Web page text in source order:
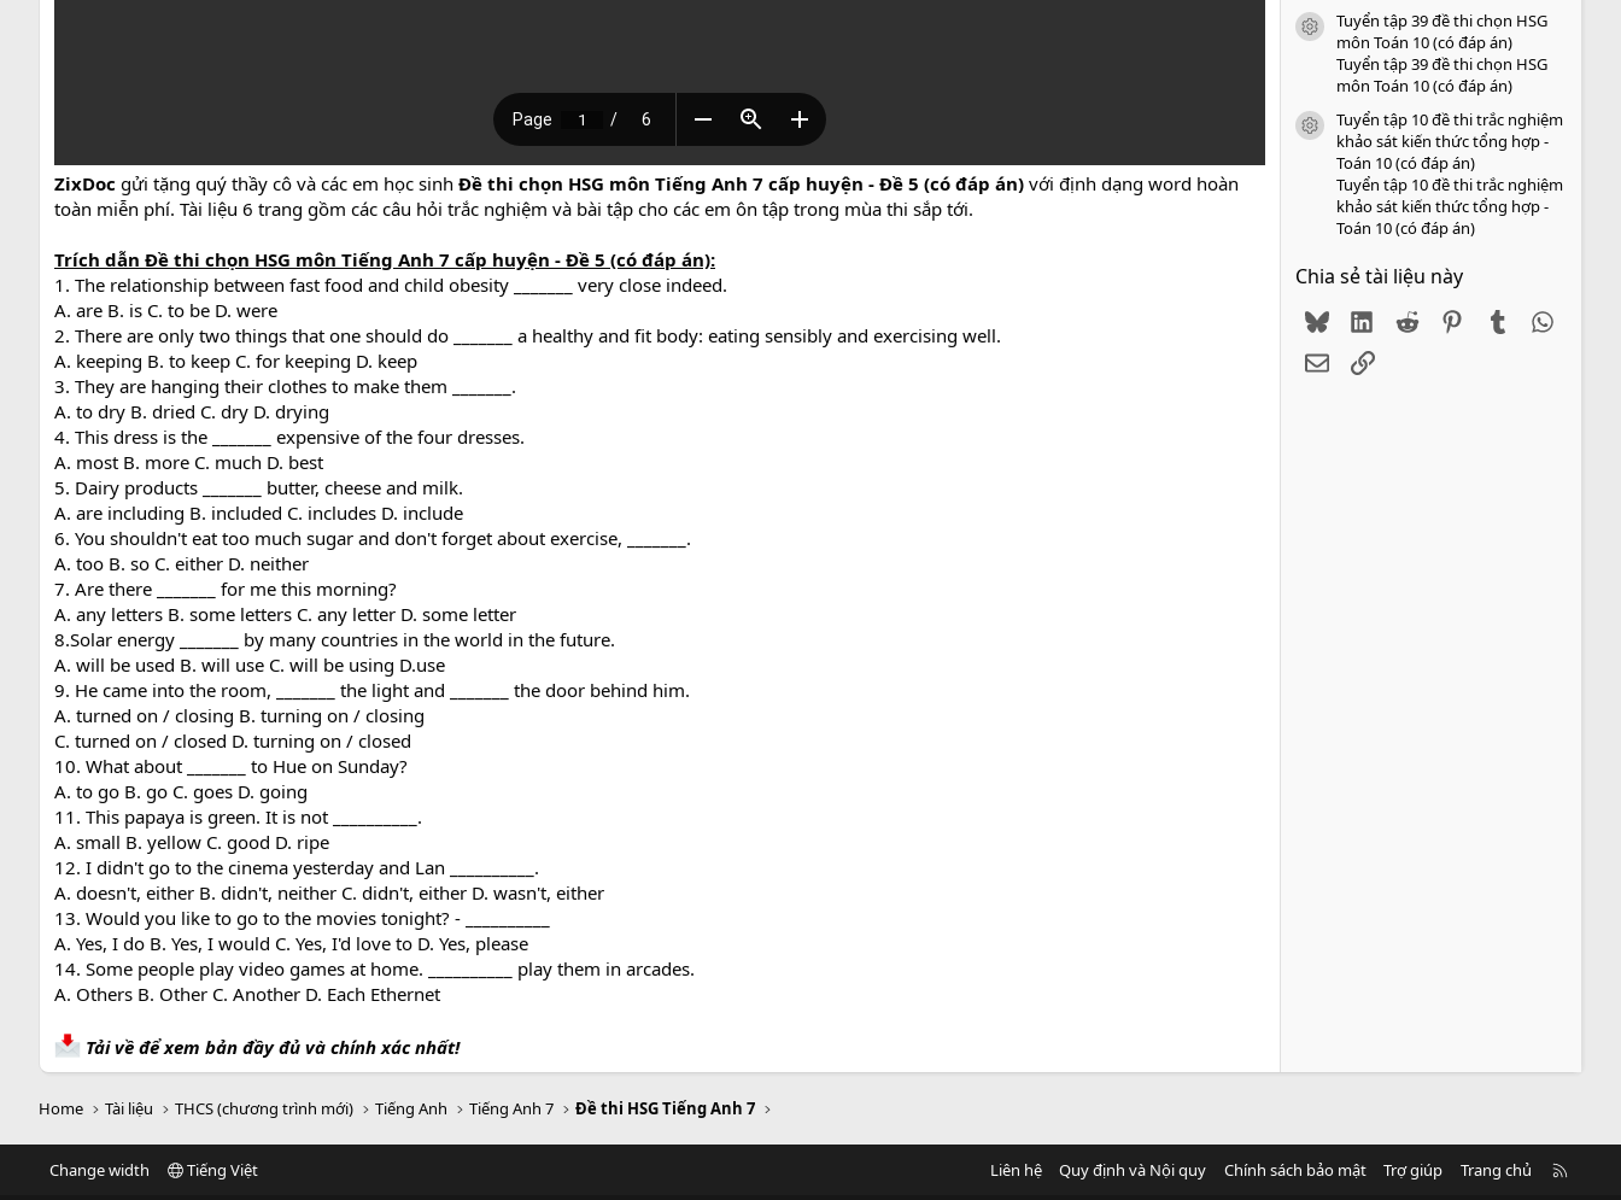
ZixDoc gửi tặng quý thầy cô và các em học sinh Đề thi chọn HSG môn Tiếng Anh 7 cấp huyện - Đề 5 (có đáp án) với định dạng word hoàn
toàn miễn phí. Tài liệu 6 trang gồm các câu hỏi trắc nghiệm và bài tập cho các em ôn tập trong mùa thi sắp tới.
Trích dẫn Đề thi chọn HSG môn Tiếng Anh 7 cấp huyện - Đề 5 (có đáp án):
1. The relationship between fast food and child obesity _______ very close indeed.
A. are B. is C. to be D. were
2. There are only two things that one should do _______ a healthy and fit body: eating sensibly and exercising well.
A. keeping B. to keep C. for keeping D. keep
3. They are hanging their clothes to make them _______.
A. to dry B. dried C. dry D. drying
4. This dress is the _______ expensive of the four dresses.
A. most B. more C. much D. best
5. Dairy products _______ butter, cheese and milk.
A. are including B. included C. includes D. include
6. You shouldn't eat too much sugar and don't forget about exercise, _______.
A. too B. so C. either D. neither
7. Are there _______ for me this morning?
A. any letters B. some letters C. any letter D. some letter
8.Solar energy _______ by many countries in the world in the future.
A. will be used B. will use C. will be using D.use
9. He came into the room, _______ the light and _______ the door behind him.
A. turned on / closing B. turning on / closing
C. turned on / closed D. turning on / closed
10. What about _______ to Hue on Sunday?
A. to go B. go C. goes D. going
11. This papaya is green. It is not __________.
A. small B. yellow C. good D. ripe
12. I didn't go to the cinema yesterday and Lan __________.
A. doesn't, either B. didn't, neither C. didn't, either D. wasn't, either
13. Would you like to go to the movies tonight? - __________
A. Yes, I do B. Yes, I would C. Yes, I'd love to D. Yes, please
14. Some people play video games at home. __________ play them in arcades.
A. Others B. Other C. Another D. Each Ethernet
Tải về để xem bản đầy đủ và chính xác nhất!
icon tài liệu
Tuyển tập 39 đề thi chọn HSG
môn Toán 10 (có đáp án)
Tuyển tập 39 đề thi chọn HSG
môn Toán 10 (có đáp án)
icon tài liệu
Tuyển tập 10 đề thi trắc nghiệm
khảo sát kiến thức tổng hợp -
Toán 10 (có đáp án)
Tuyển tập 10 đề thi trắc nghiệm
khảo sát kiến thức tổng hợp -
Toán 10 (có đáp án)
Chia sẻ tài liệu này
BlueskyLinkedIn
Reddit PinterestTumblr
EmailLink
Home Tài liệu THCS (chương trình mới) Tiếng Anh Tiếng Anh 7 Đề thi HSG Tiếng Anh 7
Change width Tiếng Việt Liên hệ Quy định và Nội quy Chính sách bảo mật Trợ giúp Trang chủ